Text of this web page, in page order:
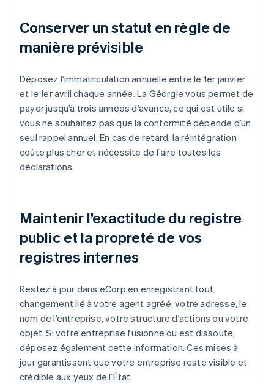
Conserver un statut en règle de
manière prévisible
Déposez l’immatriculation annuelle entre le 1er janvier
et le 1er avril chaque année. La Géorgie vous permet de
payer jusqu’à trois années d’avance, ce qui est utile si
vous ne souhaitez pas que la conformité dépende d’un
seul rappel annuel. En cas de retard, la réintégration
coûte plus cher et nécessite de faire toutes les
déclarations.
Maintenir l’exactitude du registre
public et la propreté de vos
registres internes
Restez à jour dans eCorp en enregistrant tout
changement lié à votre agent agréé, votre adresse, le
nom de l’entreprise, votre structure d’actions ou votre
objet. Si votre entreprise fusionne ou est dissoute,
déposez également cette information. Ces mises à
jour garantissent que votre entreprise reste visible et
crédible aux yeux de l’État.